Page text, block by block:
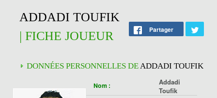
ADDADI TOUFIK
| FICHE JOUEUR
Partager
DONNÉES PERSONNELLES DEADDADI TOUFIK
Nom :
Addadi
Toufik